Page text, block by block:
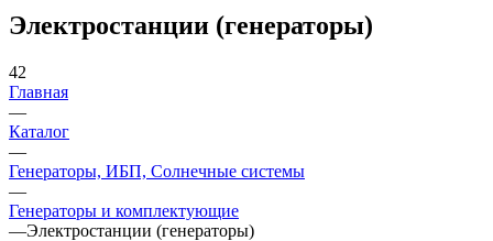
Электростанции (генераторы)
42
Главная
—
Каталог
—
Генераторы, ИБП, Солнечные системы
—
Генераторы и комплектующие
—Электростанции (генераторы)